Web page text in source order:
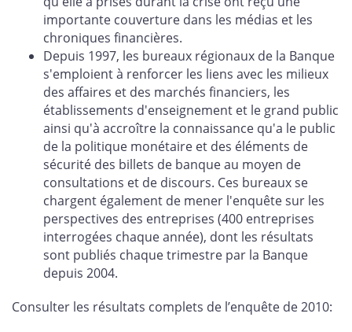
importante couverture dans les médias et les
chroniques financières.
Depuis 1997, les bureaux régionaux de la Banque
s'emploient à renforcer les liens avec les milieux
des affaires et des marchés financiers, les
établissements d'enseignement et le grand public
ainsi qu'à accroître la connaissance qu'a le public
de la politique monétaire et des éléments de
sécurité des billets de banque au moyen de
consultations et de discours. Ces bureaux se
chargent également de mener l'enquête sur les
perspectives des entreprises (400 entreprises
interrogées chaque année), dont les résultats
sont publiés chaque trimestre par la Banque
depuis 2004.
Consulter les résultats complets de l’enquête de 2010: